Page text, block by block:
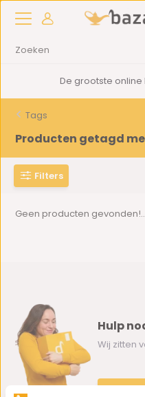
De grootste
Tags
Producten getagd
Filters
Geen producten
Hulp
Wij zitten